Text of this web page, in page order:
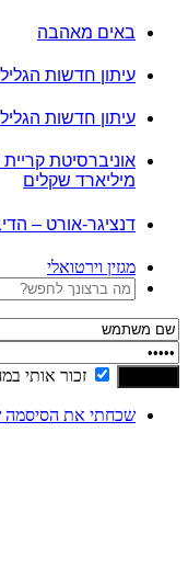
באים מאהבה
עיתון חדשות הגליל
עיתון חדשות הגליל
אוניברסיטת
מיליארד שקלים
דנציגר-אורט –
מגזין וירטואלי
זכור אותי
שכחתי את הסיסמה